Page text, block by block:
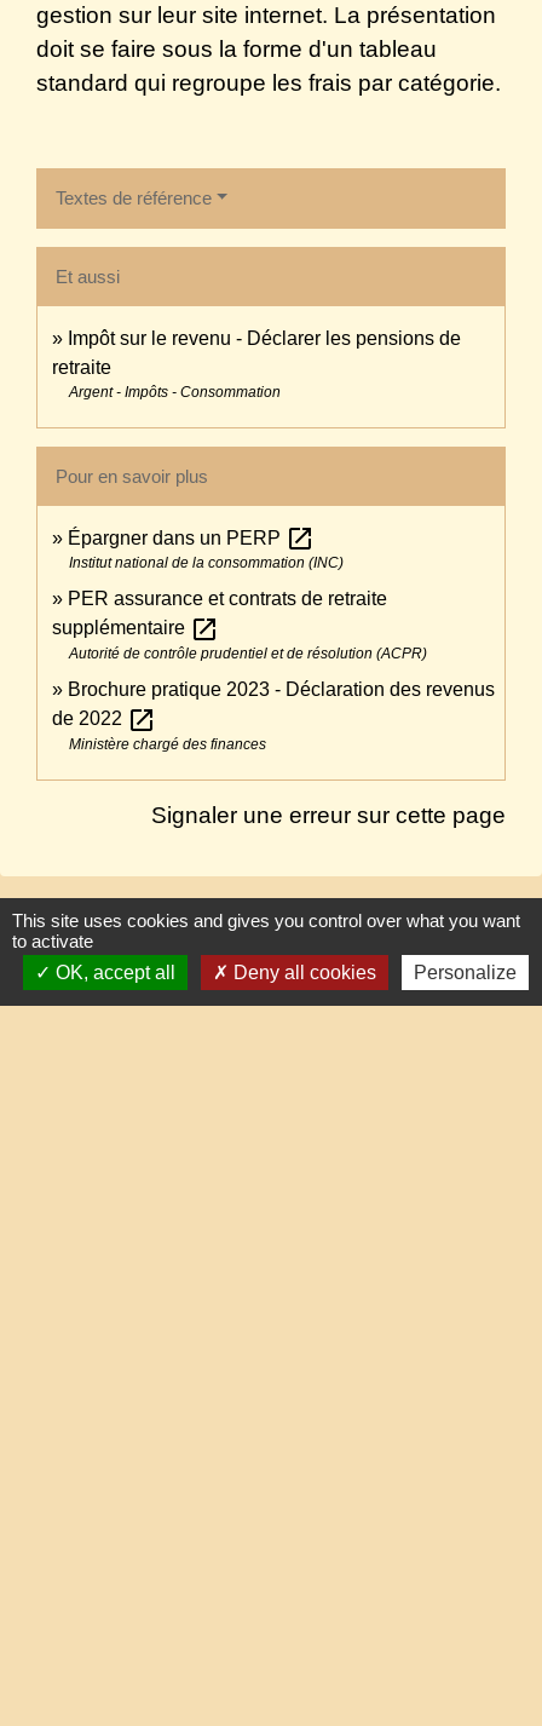
gestion sur leur site internet. La présentation
doit se faire sous la forme d'un tableau
standard qui regroupe les frais par catégorie.
Textes de référence
Et aussi
Impôt sur le revenu - Déclarer les pensions de
retraite
Argent - Impôts - Consommation
Pour en savoir plus
Épargner dans un PERP open_in_new
Institut national de la consommation (INC)
PER assurance et contrats de retraite
supplémentaire open_in_new
Autorité de contrôle prudentiel et de résolution (ACPR)
Brochure pratique 2023 - Déclaration des revenus
de 2022 open_in_new
Ministère chargé des finances
Signaler une erreur sur cette page
Contacts
This site uses cookies and gives you control over what you want
to activate
OK, accept all
Deny all cookies Personalize